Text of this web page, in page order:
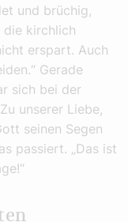
und brüchig,
die kirchlich
erspart. Auch
Gerade
sich bei der
unserer Liebe,
seinen Segen
passiert. „Das ist